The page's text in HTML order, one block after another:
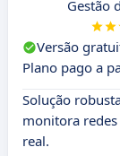
Gestão
Versão
Plano pago a
Solução
monitora
real.